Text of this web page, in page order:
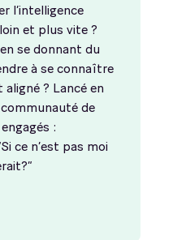
l’intelligence
et plus vite ?
se donnant du
à se connaître
? Lancé en
de
:
ce n’est pas moi